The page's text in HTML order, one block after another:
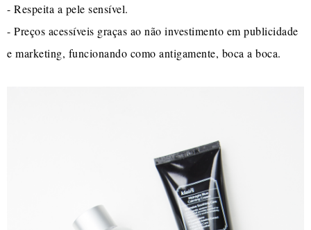
- Respeita a pele sensível.
- Preços acessíveis graças ao não investimento em publicidade
e marketing, funcionando como antigamente, boca a boca.